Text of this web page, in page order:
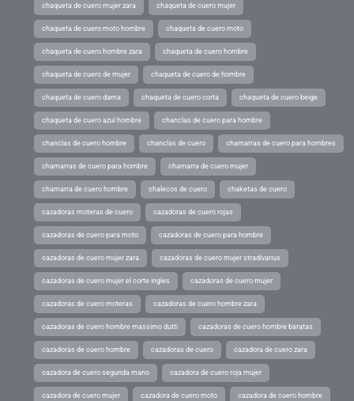
chaqueta de cuero mujer zara chaqueta de cuero mujer
chaqueta de cuero moto hombre chaqueta de cuero moto
chaqueta de cuero hombre zara chaqueta de cuero hombre
chaqueta de cuero de mujer chaqueta de cuero de hombre
chaqueta de cuero dama chaqueta de cuero corta chaqueta de cuero beige
chaqueta de cuero azul hombre chanclas de cuero para hombre
chanclas de cuero hombre chanclas de cuero chamarras de cuero para hombres
chamarras de cuero para hombre chamarra de cuero mujer
chamarra de cuero hombre chalecos de cuero chaketas de cuero
cazadoras moteras de cuero cazadoras de cuero rojas
cazadoras de cuero para moto cazadoras de cuero para hombre
cazadoras de cuero mujer zara cazadoras de cuero mujer stradivarius
cazadoras de cuero mujer el corte ingles cazadoras de cuero mujer
cazadoras de cuero moteras cazadoras de cuero hombre zara
cazadoras de cuero hombre massimo dutti cazadoras de cuero hombre baratas
cazadoras de cuero hombre cazadoras de cuero cazadora de cuero zara
cazadora de cuero segunda mano cazadora de cuero roja mujer
cazadora de cuero mujer cazadora de cuero moto cazadora de cuero hombre